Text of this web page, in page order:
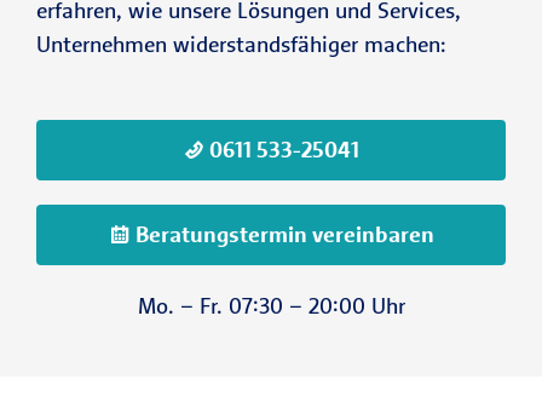
erfahren, wie unsere Lösungen und Services,
Unternehmen widerstandsfähiger machen:
0611 533-25041
Beratungstermin vereinbaren
Mo. – Fr. 07:30 – 20:00 Uhr